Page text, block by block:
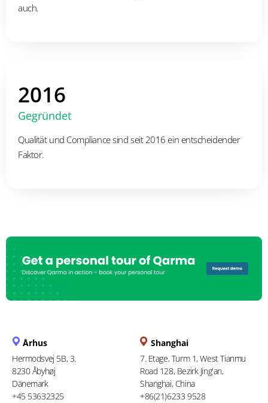
auch.
2016
Gegründet
Qualität und Compliance sind seit 2016 ein entscheidender
Faktor.
Århus
Hermodsvej 5B, 3.
8230 Åbyhøj
Dänemark
+45 53632325
Shanghai
7. Etage, Turm 1, West Tianmu
Road 128, Bezirk Jing'an,
Shanghai, China
+86(21)6233 9528